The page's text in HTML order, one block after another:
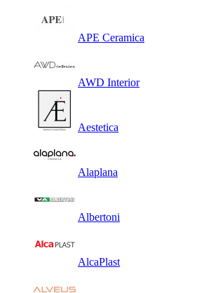
APE Ceramica
AWD Interior
Aestetica
Alaplana
Albertoni
AlcaPlast